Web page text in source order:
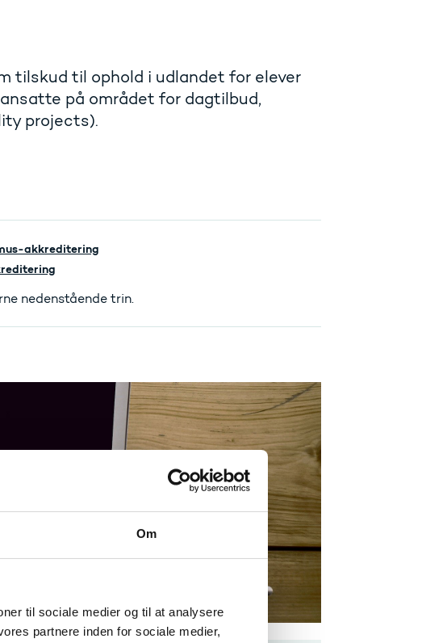
Om
til sociale medier og til at analysere
partnere inden for sociale medier,
tilskud til ophold i udlandet for elever
på området for dagtilbud,
projects).
akkreditering
nedenstående trin.